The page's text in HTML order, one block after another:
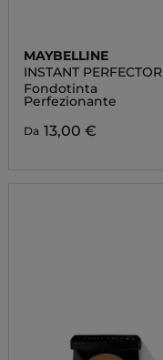
MAYBELLINE
INSTANT PERFECTOR
Fondotinta
Perfezionante
Da 13,00 €